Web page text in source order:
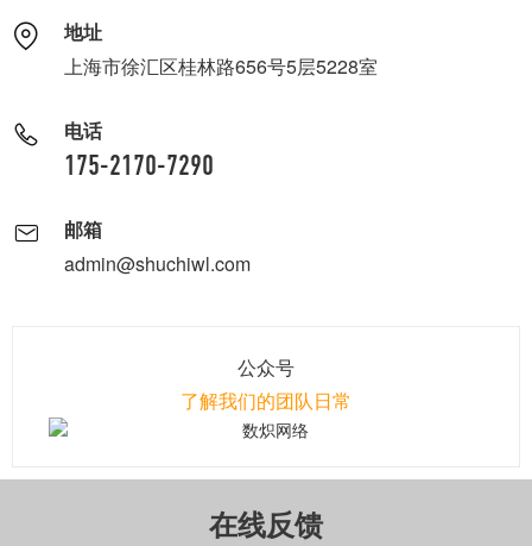
地址
上海市徐汇区桂林路656号5层5228室
电话
175-2170-7290
邮箱
admin@shuchiwl.com
公众号
了解我们的团队日常
在线反馈